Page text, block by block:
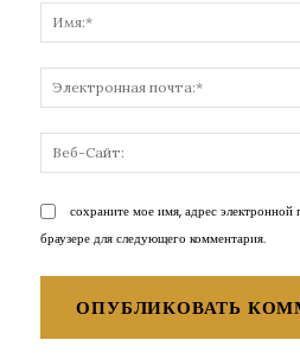
сохраните мое имя, адрес
браузере для следующего комментария.